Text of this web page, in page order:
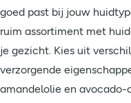
goed past bij jouw
ruim assortiment met
je gezicht. Kies uit
verzorgende
amandelolie en avocado-